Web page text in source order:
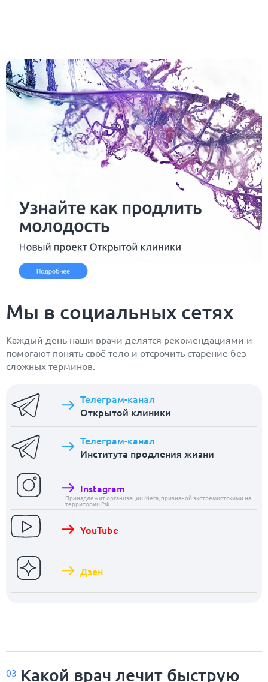
Мы в социальных сетях
Каждый день наши врачи делятся рекомендациями и
помогают понять своё тело и отсрочить старение без
сложных терминов.
Телеграм-канал
Открытой клиники
Телеграм-канал
Института продления жизни
Instagram
Принадлежит организации Meta, признаной экстремистскими на
территории РФ
YouTube
Дзен
03 Какой врач лечит быструю